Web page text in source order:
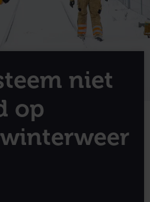
niet
op